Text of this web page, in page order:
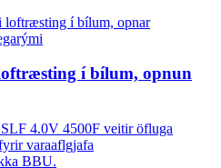
í bílum, opnun